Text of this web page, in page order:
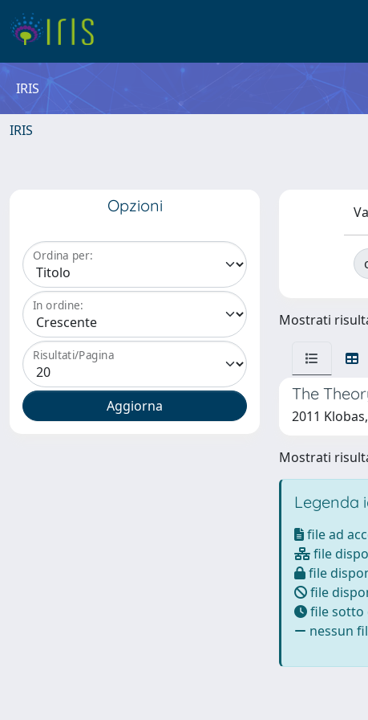
IRIS
IRIS
Opzioni
Ordina per:
In ordine:
Risultati/Pagina
Mostrati
The
2011
Mostrati
Legenda
file ad
file
file
file
file sotto
nessun